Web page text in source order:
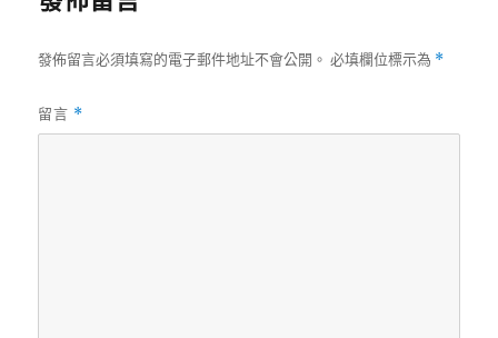
發佈留言必須填寫的電子郵件地址不會公開。 必填欄位標示為 *
留言 *